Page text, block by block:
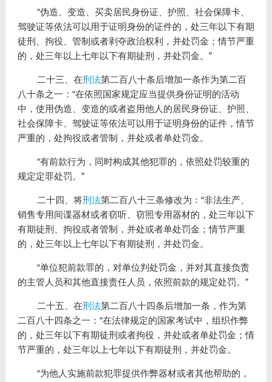
“伪造、变造、买卖居民身份证、护照、社会保障卡、
驾驶证等依法可以用于证明身份的证件的，处三年以下有期
徒刑、拘役、管制或者剥夺政治权利，并处罚金；情节严重
的，处三年以上七年以下有期徒刑，并处罚金。”
二十三、在刑法第二百八十条后增加一条作为第二百
八十条之一：“在依照国家规定应当提供身份证明的活动
中，使用伪造、变造的或者盗用他人的居民身份证、护照、
社会保障卡、驾驶证等依法可以用于证明身份的证件，情节
严重的，处拘役或者管制，并处或者单处罚金。
“有前款行为，同时构成其他犯罪的，依照处罚较重的
规定定罪处罚。”
二十四、将刑法第二百八十三条修改为：“非法生产、
销售专用间谍器材或者窃听、窃照专用器材的，处三年以下
有期徒刑、拘役或者管制，并处或者单处罚金；情节严重
的，处三年以上七年以下有期徒刑，并处罚金。
“单位犯前款罪的，对单位判处罚金，并对其直接负责
的主管人员和其他直接责任人员，依照前款的规定处罚。”
二十五、在刑法第二百八十四条后增加一条，作为第
二百八十四条之一：“在法律规定的国家考试中，组织作弊
的，处三年以下有期徒刑或者拘役，并处或者单处罚金；情
节严重的，处三年以上七年以下有期徒刑，并处罚金。
“为他人实施前款犯罪提供作弊器材或者其他帮助的，